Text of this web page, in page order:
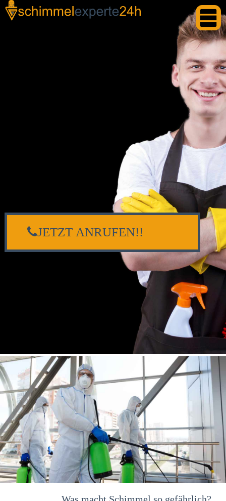
JETZT ANRUFEN!!
Was macht Schimmel so gefährlich?